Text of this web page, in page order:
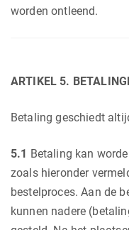
worden ontleend.
ARTIKEL 5.
Betaling geschiedt
5.1 Betaling kan
zoals hieronder
bestelproces. Aan de
kunnen nadere